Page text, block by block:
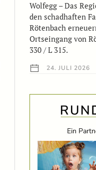
Wolfegg – Das
den schadhaften
Rötenbach
Ortseingang von
330 / L 315.
24. JULI 2026
Ein